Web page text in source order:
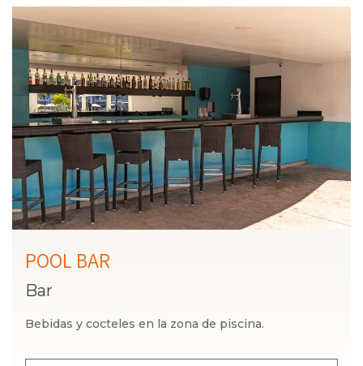
POOL BAR
Bar
Bebidas y cocteles en la zona de piscina.